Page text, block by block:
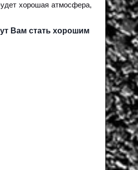
хорошая атмосфера,
Вам стать хорошим